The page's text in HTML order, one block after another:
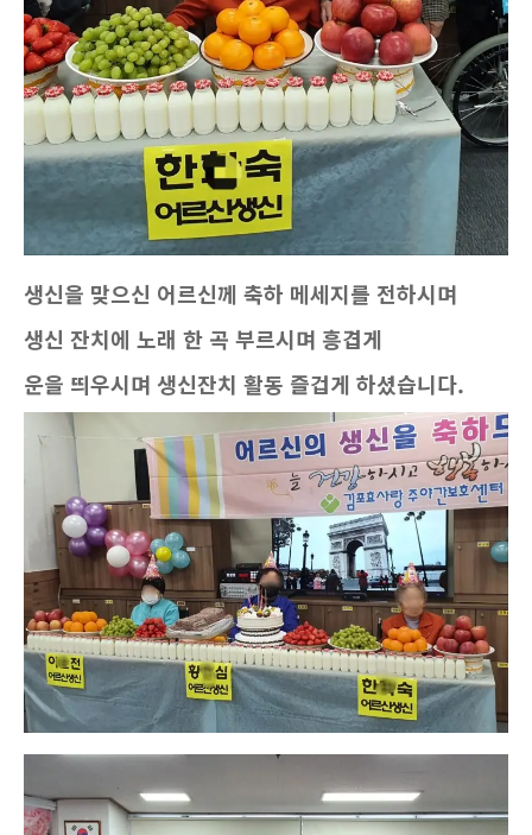
생신을 맞으신 어르신께 축하 메세지를 전하시며
생신 잔치에 노래 한 곡 부르시며 흥겹게
운을 띄우시며 생신잔치 활동 즐겁게 하셨습니다.